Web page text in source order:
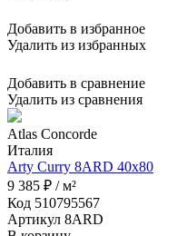
Добавить в избранное
Удалить из избранных
Добавить в сравнение
Удалить из сравнения
Atlas Concorde
Италия
Arty Curry 8ARD 40x80
9 385 ₽ / м²
Код 510795567
Артикул 8ARD